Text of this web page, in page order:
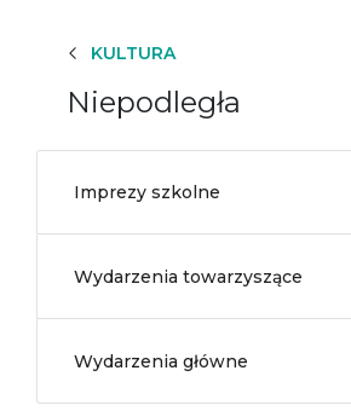
KULTURA
Niepodległa
Imprezy szkolne
Wydarzenia towarzyszące
Wydarzenia główne